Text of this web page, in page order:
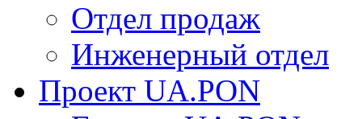
Отдел продаж
Инженерный отдел
Проект UA.PON